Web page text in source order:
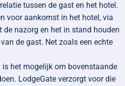
tussen de gast en het hotel.
voor aankomst in het hotel, via
de nazorg en het in stand houden
de gast. Net zoals een echte
het mogelijk om bovenstaande
LodgeGate verzorgt voor die